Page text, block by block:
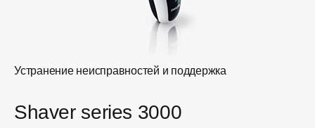
Устранение неисправностей и поддержка
Shaver series 3000